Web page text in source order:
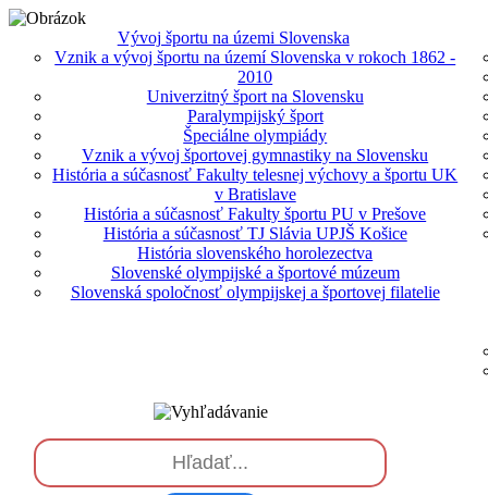
Vývoj športu na územi Slovenska
Vznik a vývoj športu na území Slovenska v rokoch 1862 -
2010
Univerzitný šport na Slovensku
Paralympijský šport
Špeciálne olympiády
Vznik a vývoj športovej gymnastiky na Slovensku
História a súčasnosť Fakulty telesnej výchovy a športu UK
v Bratislave
História a súčasnosť Fakulty športu PU v Prešove
História a súčasnosť TJ Slávia UPJŠ Košice
História slovenského horolezectva
Slovenské olympijské a športové múzeum
Slovenská spoločnosť olympijskej a športovej filatelie